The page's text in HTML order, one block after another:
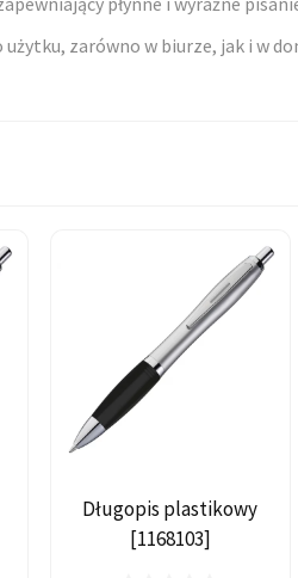
zarówno w biurze, jak i w
Długopis plastikowy
[1168103]